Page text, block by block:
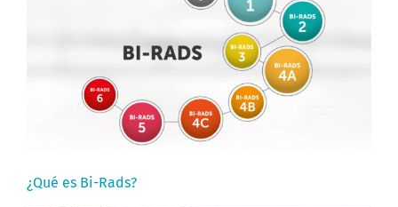
¿Qué es Bi-Rads?